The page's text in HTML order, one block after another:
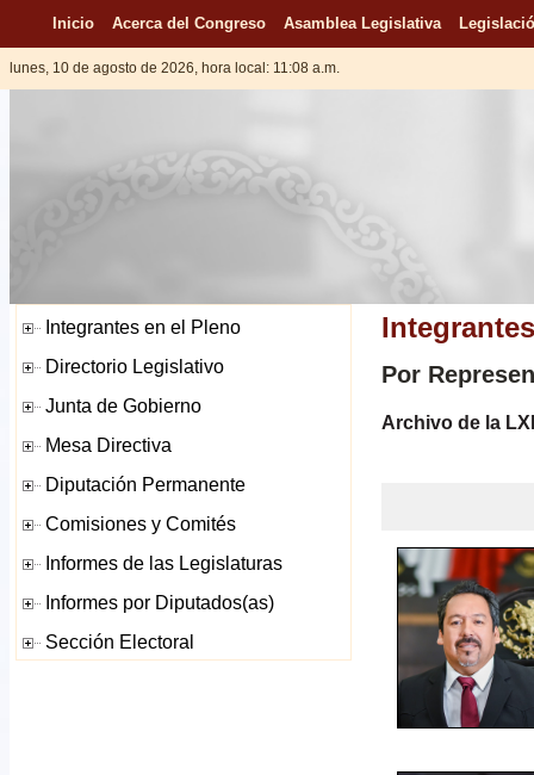
Inicio Acerca del Congreso Asamblea Legislativa
lunes, 10 de agosto de 2026, hora local: 11:08 a.m.
Por
Archivo de la